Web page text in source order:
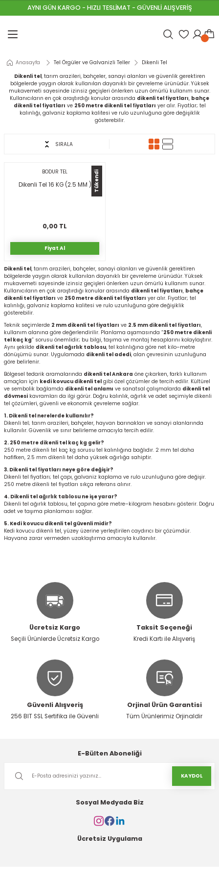
AYNI GÜN KARGO - HIZLI TESLİMAT - GÜVENLİ ALIŞVERİŞ
Geri Dön
Tutucular
Geri Dön
Boyaları
Ürünleri
ve Kartonpiyer
Geri Dön
Geri Dön
Malzemeleri
Geri Dön
Mastik
Geri Dön
Galvanizli Teller
Geri Dön
Geri Dön
& ÇAKIL
& PANEL
Geri Dön
Geri Dön
Yalıtımları
Geri Dön
HARÇLARI
Anasayfa Tel Örgüler ve Galvanizli Teller
Dikenli Tel
Dikenli tel, tarım arazileri, bahçeler, sanayi alanları ve güvenlik gerektiren
bölgelerde yaygın olarak kullanılan dayanıklı bir çevreleme ürünüdür. Yüksek
mukavemeti sayesinde izinsiz geçişleri önlerken uzun ömürlü kullanım sunar.
Kullanıcıların en çok araştırdığı konular arasında dikenli tel fiyatları, bahçe
dikenli tel fiyatları ve 250 metre dikenli tel fiyatları yer alır. Fiyatlar; tel
kalınlığı, galvaniz kaplama kalitesi ve rulo uzunluğuna göre değişiklik
gösterebilir.
SIRALA
Tükendi
BODUR TEL
Dikenli Tel 16 KG (2.5 MM )
0,00 TL
Fiyat Al
Dikenli tel, tarım arazileri, bahçeler, sanayi alanları ve güvenlik gerektiren
bölgelerde yaygın olarak kullanılan dayanıklı bir çevreleme ürünüdür. Yüksek
mukavemeti sayesinde izinsiz geçişleri önlerken uzun ömürlü kullanım sunar.
Kullanıcıların en çok araştırdığı konular arasında dikenli tel fiyatları, bahçe
dikenli tel fiyatları ve 250 metre dikenli tel fiyatları yer alır. Fiyatlar; tel
kalınlığı, galvaniz kaplama kalitesi ve rulo uzunluğuna göre değişiklik
gösterebilir.
Teknik seçimlerde 2 mm dikenli tel fiyatları ve 2.5 mm dikenli tel fiyatları,
kullanım alanına göre değerlendirilir. Planlama aşamasında “250 metre dikenli
tel kaç kg” sorusu önemlidir; bu bilgi, taşıma ve montaj hesaplarını kolaylaştırır.
Aynı şekilde dikenli tel ağırlık tablosu, tel kalınlığına göre net kilo–metre
dönüşümü sunar. Uygulamada dikenli tel adedi, alan çevresinin uzunluğuna
göre belirlenir.
Bölgesel tedarik aramalarında dikenli tel Ankara öne çıkarken, farklı kullanım
amaçları için kedi kovucu dikenli tel gibi özel çözümler de tercih edilir. Kültürel
ve sembolik bağlamda dikenli tel anlamı ve sanatsal çalışmalarda dikenli tel
dövmesi kavramları da ilgi görür. Doğru kalınlık, ağırlık ve adet seçimiyle dikenli
tel çözümleri, güvenli ve ekonomik çevreleme sağlar.
1. Dikenli tel nerelerde kullanılır?
Dikenli tel; tarım arazileri, bahçeler, hayvan barınakları ve sanayi alanlarında
kullanılır. Güvenlik ve sınır belirleme amacıyla tercih edilir.
2. 250 metre dikenli tel kaç kg gelir?
250 metre dikenli tel kaç kg sorusu tel kalınlığına bağlıdır. 2 mm tel daha
hafifken, 2.5 mm dikenli tel daha yüksek ağırlığa sahiptir.
3. Dikenli tel fiyatları neye göre değişir?
Dikenli tel fiyatları; tel çapı, galvaniz kaplama ve rulo uzunluğuna göre değişir.
250 metre dikenli tel fiyatları sıkça referans alınır.
4. Dikenli tel ağırlık tablosu ne işe yarar?
Dikenli tel ağırlık tablosu, tel çapına göre metre–kilogram hesabını gösterir. Doğru
adet ve taşıma planlaması sağlar.
5. Kedi kovucu dikenli tel güvenli midir?
Kedi kovucu dikenli tel, yüzey üzerine yerleştirilen caydırıcı bir çözümdür.
Hayvana zarar vermeden uzaklaştırma amacıyla kullanılır.
Ücretsiz Kargo
Seçili Ürünlerde Ücretsiz Kargo
Taksit Seçeneği
Kredi Kartı ile Alışveriş
Güvenli Alışveriş
256 BIT SSL Sertifika ile Güvenli
Orjinal Ürün Garantisi
Tüm Ürünlerimiz Orjinaldir
E-Bülten Aboneliği
KAYDOL
Sosyal Medyada Biz
Ücretsiz Uygulama